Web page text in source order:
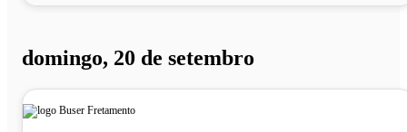
domingo, 20 de setembro